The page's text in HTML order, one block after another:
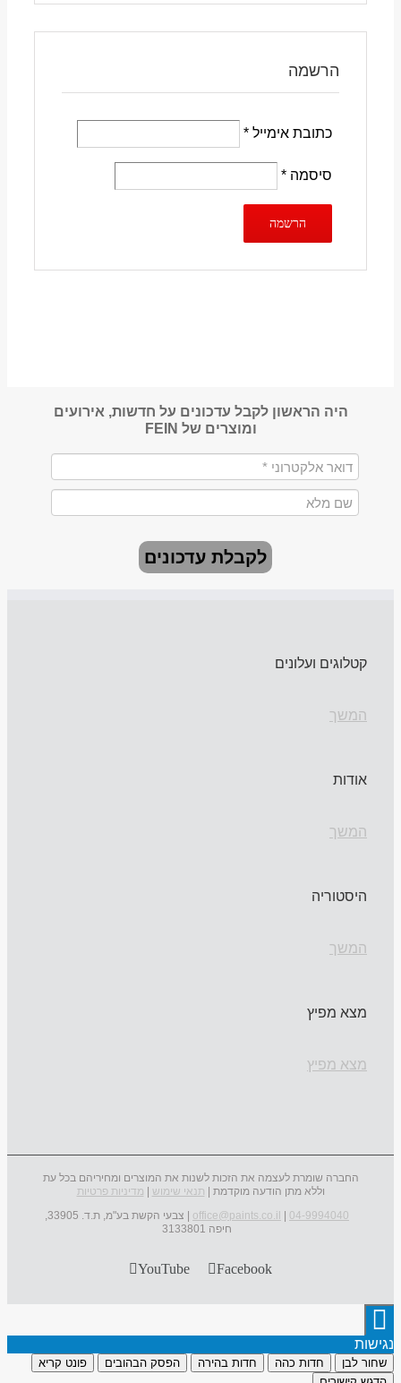
הרשמה
כתובת אימייל *
סיסמה *
הרשמה
היה הראשון לקבל עדכונים על חדשות, אירועים
ומוצרים של FEIN
לקבלת עדכונים
קטלוגים ועלונים
המשך
אודות
המשך
היסטוריה
המשך
מצא מפיץ
מצא מפיץ
החברה שומרת לעצמה את הזכות לשנות את המוצרים ומחיריהם בכל עת
וללא מתן הודעה מוקדמת | תנאי שימוש
מדיניות פרטיות
04-9994040
office@paints.co.il
| צבעי הקשת בע"מ, ת.ד. 33905,
חיפה 3133801
Facebook
YouTube
נגישות
שחור לבן חדות כהה חדות בהירה הפסק הבהובים
פונט קריא